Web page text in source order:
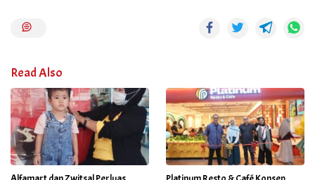
Read Also